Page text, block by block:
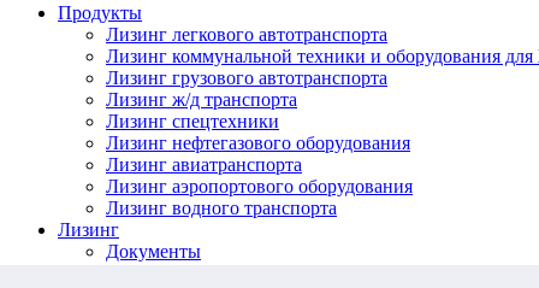
Продукты
Лизинг легкового автотранспорта
Лизинг коммунальной техники и оборудования
Лизинг грузового автотранспорта
Лизинг ж/д транспорта
Лизинг спецтехники
Лизинг нефтегазового оборудования
Лизинг авиатранспорта
Лизинг аэропортового оборудования
Лизинг водного транспорта
Лизинг
Документы